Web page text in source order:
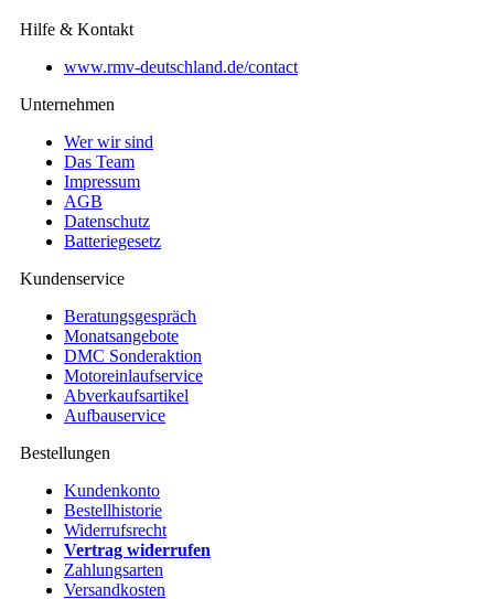
Hilfe & Kontakt
www.rmv-deutschland.de/contact
Unternehmen
Wer wir sind
Das Team
Impressum
AGB
Datenschutz
Batteriegesetz
Kundenservice
Beratungsgespräch
Monatsangebote
DMC Sonderaktion
Motoreinlaufservice
Abverkaufsartikel
Aufbauservice
Bestellungen
Kundenkonto
Bestellhistorie
Widerrufsrecht
Vertrag widerrufen
Zahlungsarten
Versandkosten